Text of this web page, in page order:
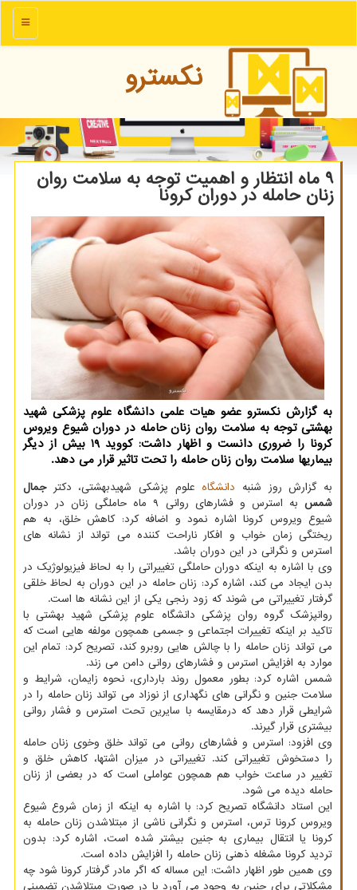
منو
نكسترو
۹ ماه انتظار و اهمیت توجه به سلامت روان
زنان حامله در دوران كرونا
به گزارش نکسترو عضو هیات علمی دانشگاه علوم پزشکی شهید
بهشتی توجه به سلامت روان زنان حامله در دوران شیوع ویروس
کرونا را ضروری دانست و اظهار داشت: کووید 19 بیش از دیگر
بیماریها سلامت روان زنان حامله را تحت تاثیر قرار می دهد.
به گزارش روز شنبه دانشگاه علوم پزشکی شهیدبهشتی، دکترجمال
شمس
به استرس و فشارهای روانی ۹ ماه حاملگی زنان در دوران
شیوع ویروس کرونا اشاره نمود و اضافه کرد: کاهش خلق، به هم
ریختگی زمان خواب و افکار ناراحت کننده می تواند از نشانه های
استرس و نگرانی در این دوران باشد.
وی با اشاره به اینکه دوران حاملگی تغییراتی را به لحاظ فیزیولوژیک در
بدن ایجاد می کند، اشاره کرد: زنان حامله در این دوران به لحاظ خلقی
گرفتار تغییراتی می شوند که زود رنجی یکی از این نشانه ها است.
روانپزشک گروه روان پزشکی دانشگاه علوم پزشکی شهید بهشتی با
تاکید بر اینکه تغییرات اجتماعی و جسمی همچون مولفه هایی است که
می تواند زنان حامله را با چالش هایی روبرو کند، تصریح کرد: تمام این
موارد به افزایش استرس و فشارهای روانی دامن می زند.
شمس اشاره کرد: بطور معمول روند بارداری، نحوه زایمان، شرایط و
سلامت جنین و نگرانی های نگهداری از نوزاد می تواند زنان حامله را در
شرایطی قرار دهد که درمقایسه با سایرین تحت استرس و فشار روانی
بیشتری قرار گیرند.
وی افزود: استرس و فشارهای روانی می تواند خلق وخوی زنان حامله
را دستخوش تغییراتی کند. تغییراتی در میزان اشتها، کاهش خلق و
تغییر در ساعت خواب هم همچون عواملی است که در بعضی از زنان
حامله دیده می شود.
این استاد دانشگاه تصریح کرد: با اشاره به اینکه از زمان شروع شیوع
ویروس کرونا ترس، استرس و نگرانی ناشی از مبتلاشدن زنان حامله به
کرونا یا انتقال بیماری به جنین بیشتر شده است، اشاره کرد: بدون
تردید کرونا مشغله ذهنی زنان حامله را افزایش داده است.
وی همین طور اظهار داشت: این مساله که اگر مادر گرفتار کرونا شود چه
مشکلاتی برای جنین به وجود می آورد یا در صورت مبتلاشدن تضمینی